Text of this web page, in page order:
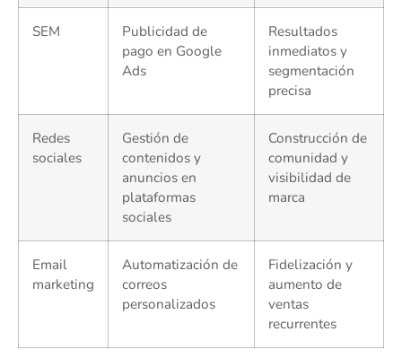
SEM
Publicidad de
pago en Google
Ads
Resultados
inmediatos y
segmentación
precisa
Redes
sociales
Gestión de
contenidos y
anuncios en
plataformas
sociales
Construcción de
comunidad y
visibilidad de
marca
Email
marketing
Automatización de
correos
personalizados
Fidelización y
aumento de
ventas
recurrentes